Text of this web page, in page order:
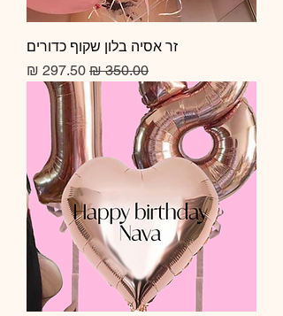
זר אסיה בלון שקוף כדורים
מחיר רגיל מחיר מבצע